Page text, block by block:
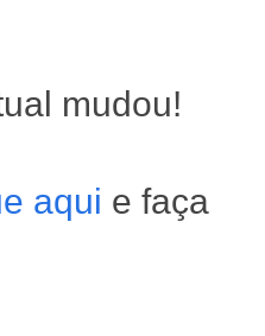
mudou!
aqui e faça